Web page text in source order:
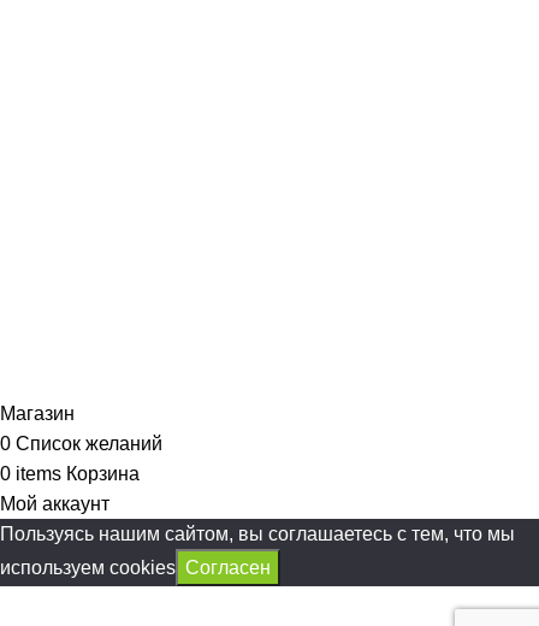
Магазин
0 Список желаний
0 items Корзина
Мой аккаунт
Пользуясь нашим сайтом, вы соглашаетесь с тем, что мы
используем cookies Согласен